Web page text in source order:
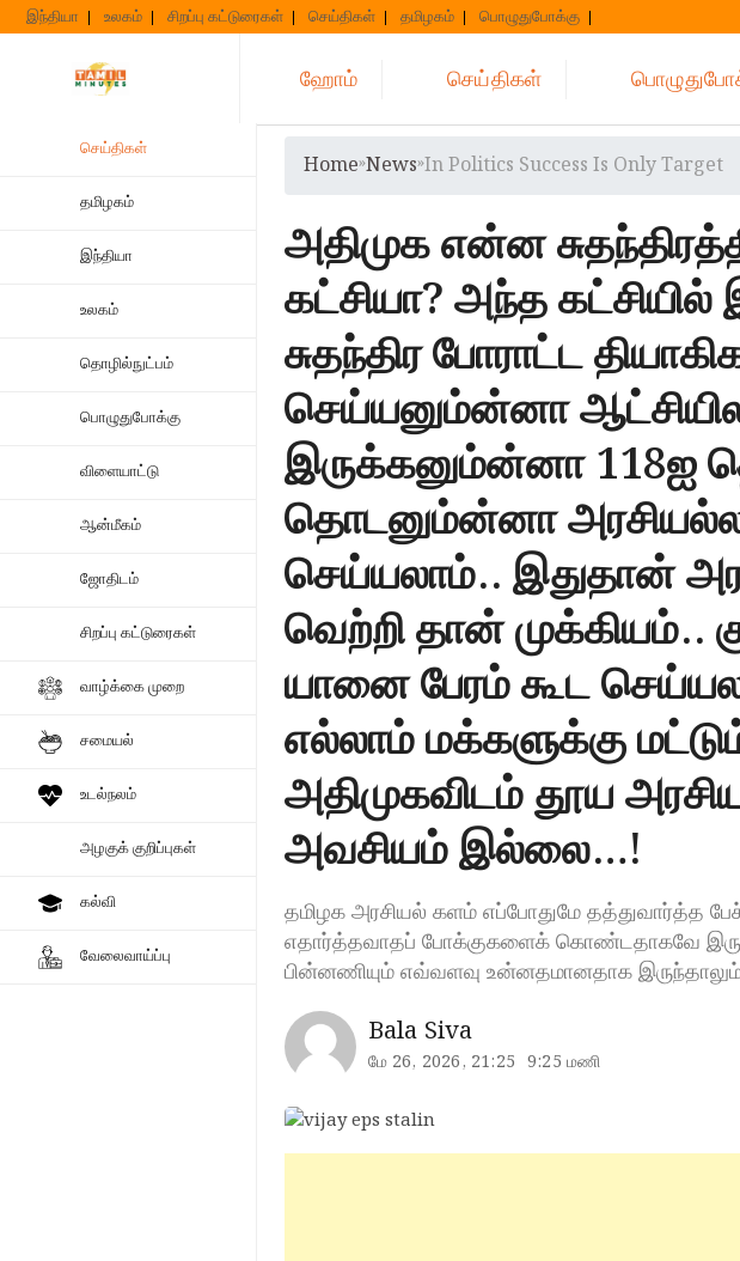
Skip
to
இந்தியா உலகம் சிறப்பு கட்டுரைகள் செய்திகள் தமிழகம் பொழுதுபோக்கு
ஹோம் செய்திகள்
செய்திகள்
தமிழகம்
இந்தியா
உலகம்
தொழில்நுட்பம்
பொழுதுபோக்கு
விளையாட்டு
ஆன்மீகம்
ஜோதிடம்
சிறப்பு கட்டுரைகள்
வாழ்க்கை முறை
சமையல்
உடல்நலம்
அழகுக் குறிப்புகள்
கல்வி
வேலைவாய்ப்பு
Home»News»In Politics Success Is Only Target
அதிமுக என்ன
கட்சியா? அந்த
சுதந்திர போராட்ட
செய்யனும்ன்னா
இருக்கனும்ன்னா 118ஐ
தொடனும்ன்னா
செய்யலாம்.. இதுதான்
வெற்றி தான் முக்கியம்..
யானை பேரம் கூட
எல்லாம் மக்களுக்கு
அதிமுகவிடம் தூய
அவசியம் இல்லை…!
தமிழக அரசியல் களம் எப்போதுமே தத்துவார்த்த
எதார்த்தவாதப் போக்குகளைக் கொண்டதாகவே
பின்னணியும் எவ்வளவு உன்னதமானதாக
Bala Siva
மே 26, 2026, 21:25 9:25 மணி